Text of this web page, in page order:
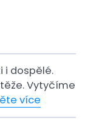
i dospělé.
Vytyčíme
více